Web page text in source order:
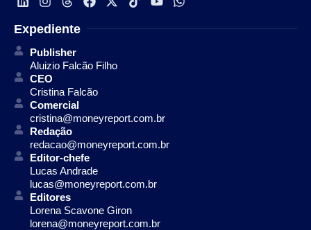
Expediente
Publisher
Aluizio Falcão Filho
CEO
Cristina Falcão
Comercial
cristina@moneyreport.com.br
Redação
redacao@moneyreport.com.br
Editor-chefe
Lucas Andrade
lucas@moneyreport.com.br
Editores
Lorena Scavone Giron
lorena@moneyreport.com.br